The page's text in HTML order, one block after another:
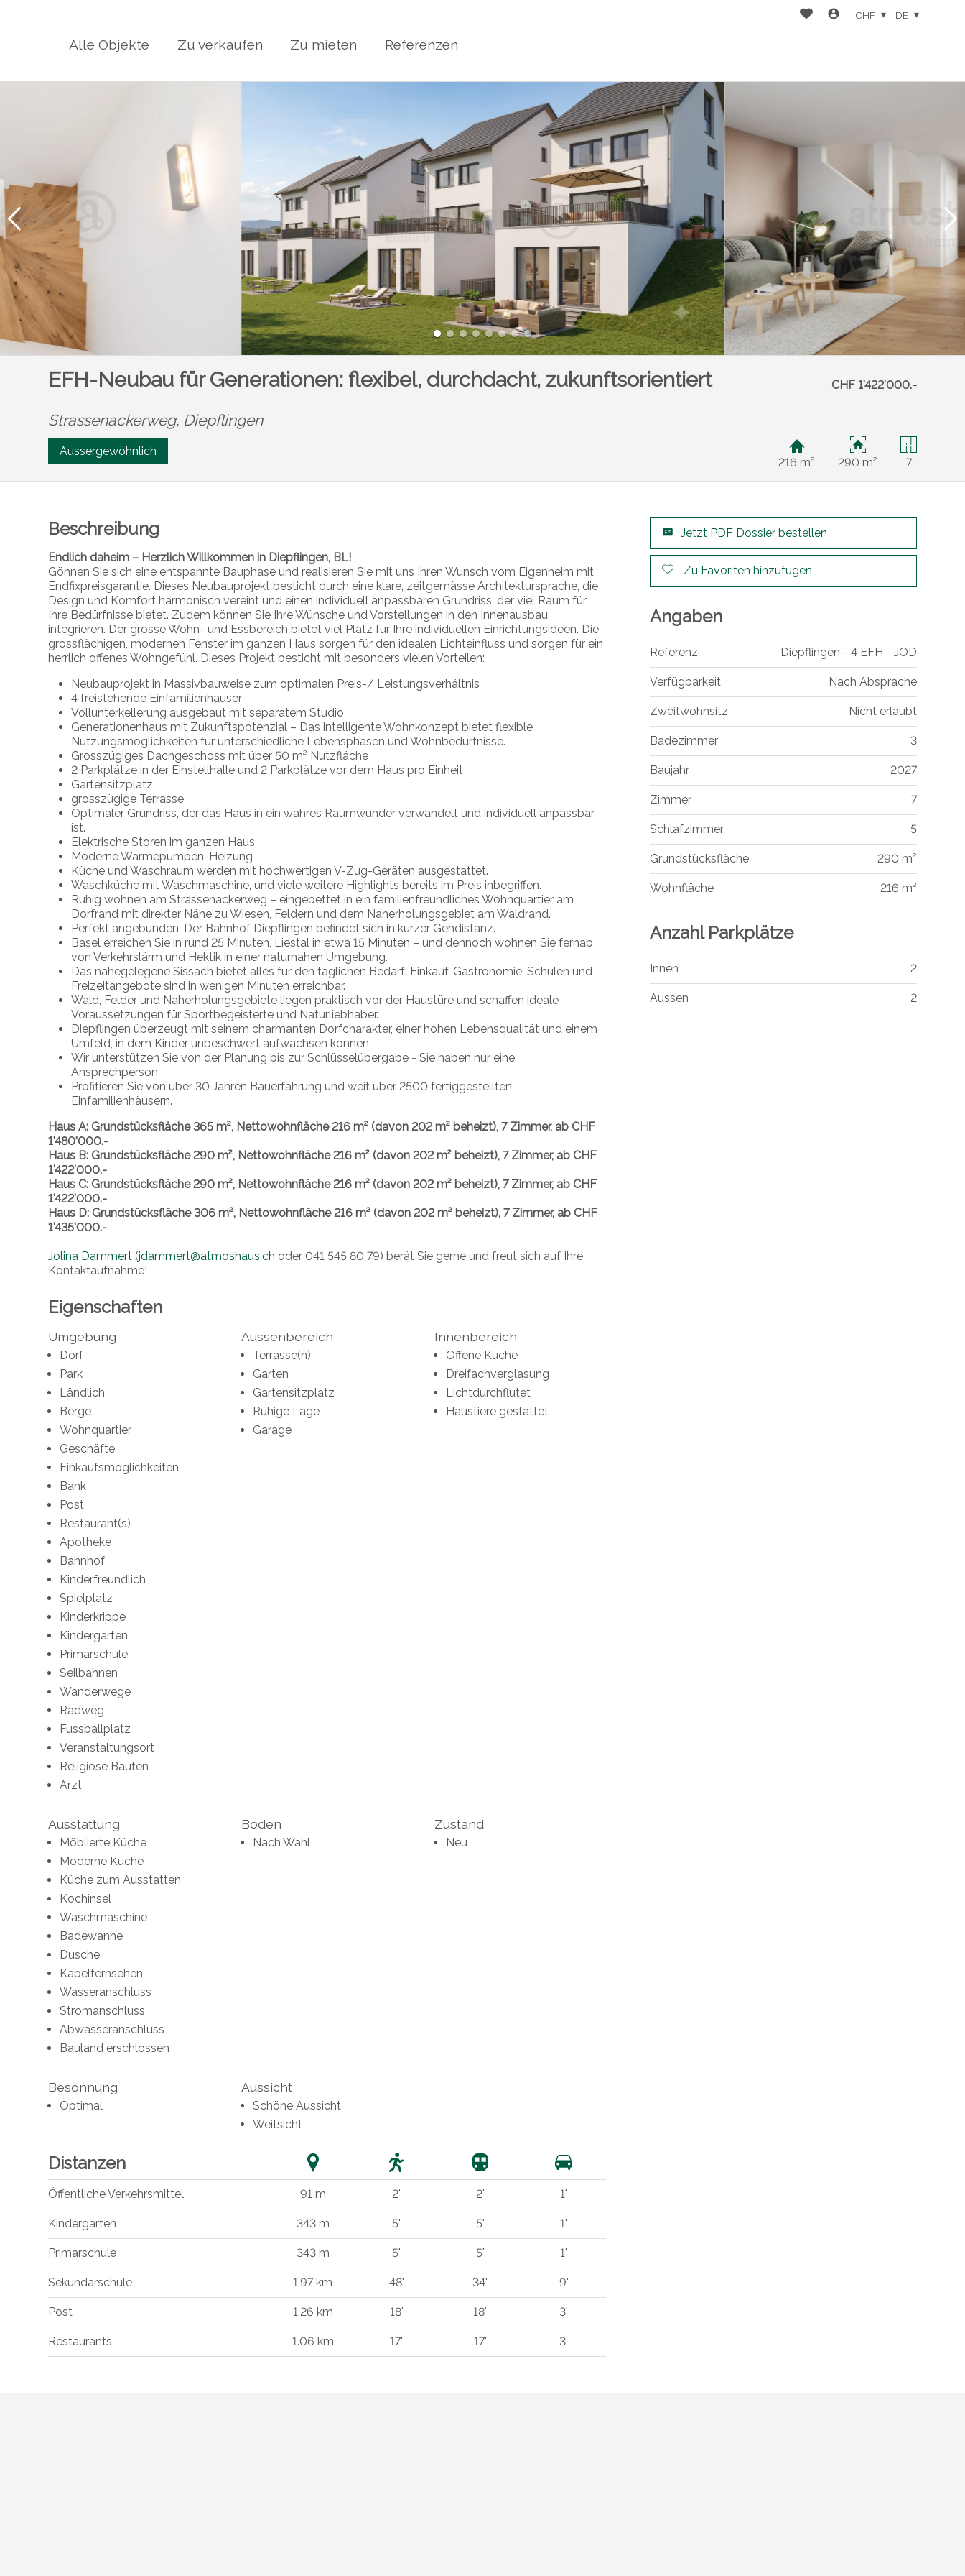
Alle Objekte Zu verkaufen Zu mieten Referenzen
CHF DE
EFH-Neubau für Generationen: flexibel, durchdacht, zukunftsorientiert CHF 1'422'000.-
Strassenackerweg, Diepflingen
Aussergewöhnlich
216 m²
290 m² 7
Beschreibung
Endlich daheim – Herzlich Willkommen in Diepflingen, BL!
Gönnen Sie sich eine entspannte Bauphase und realisieren Sie mit uns Ihren Wunsch vom Eigenheim mit
Endfixpreisgarantie. Dieses Neubauprojekt besticht durch eine klare, zeitgemässe Architektursprache, die
Design und Komfort harmonisch vereint und einen individuell anpassbaren Grundriss, der viel Raum für
Ihre Bedürfnisse bietet. Zudem können Sie Ihre Wünsche und Vorstellungen in den Innenausbau
integrieren. Der grosse Wohn- und Essbereich bietet viel Platz für Ihre individuellen Einrichtungsideen. Die
grossflächigen, modernen Fenster im ganzen Haus sorgen für den idealen Lichteinfluss und sorgen für ein
herrlich offenes Wohngefühl. Dieses Projekt besticht mit besonders vielen Vorteilen:
Neubauprojekt in Massivbauweise zum optimalen Preis-/ Leistungsverhältnis
4 freistehende Einfamilienhäuser
Vollunterkellerung ausgebaut mit separatem Studio
Generationenhaus mit Zukunftspotenzial – Das intelligente Wohnkonzept bietet flexible
Nutzungsmöglichkeiten für unterschiedliche Lebensphasen und Wohnbedürfnisse.
Grosszügiges Dachgeschoss mit über 50 m² Nutzfläche
2 Parkplätze in der Einstellhalle und 2 Parkplätze vor dem Haus pro Einheit
Gartensitzplatz
grosszügige Terrasse
Optimaler Grundriss, der das Haus in ein wahres Raumwunder verwandelt und individuell anpassbar
ist.
Elektrische Storen im ganzen Haus
Moderne Wärmepumpen-Heizung
Küche und Waschraum werden mit hochwertigen V-Zug-Geräten ausgestattet.
Waschküche mit Waschmaschine, und viele weitere Highlights bereits im Preis inbegriffen.
Ruhig wohnen am Strassenackerweg – eingebettet in ein familienfreundliches Wohnquartier am
Dorfrand mit direkter Nähe zu Wiesen, Feldern und dem Naherholungsgebiet am Waldrand.
Perfekt angebunden: Der Bahnhof Diepflingen befindet sich in kurzer Gehdistanz.
Basel erreichen Sie in rund 25 Minuten, Liestal in etwa 15 Minuten – und dennoch wohnen Sie fernab
von Verkehrslärm und Hektik in einer naturnahen Umgebung.
Das nahegelegene Sissach bietet alles für den täglichen Bedarf: Einkauf, Gastronomie, Schulen und
Freizeitangebote sind in wenigen Minuten erreichbar.
Wald, Felder und Naherholungsgebiete liegen praktisch vor der Haustüre und schaffen ideale
Voraussetzungen für Sportbegeisterte und Naturliebhaber.
Diepflingen überzeugt mit seinem charmanten Dorfcharakter, einer hohen Lebensqualität und einem
Umfeld, in dem Kinder unbeschwert aufwachsen können.
Wir unterstützen Sie von der Planung bis zur Schlüsselübergabe - Sie haben nur eine
Ansprechperson.
Profitieren Sie von über 30 Jahren Bauerfahrung und weit über 2500 fertiggestellten
Einfamilienhäusern.
Haus A: Grundstücksfläche 365 m², Nettowohnfläche 216 m² (davon 202 m² beheizt), 7 Zimmer, ab CHF
1'480'000.-
Haus B: Grundstücksfläche 290 m², Nettowohnfläche 216 m² (davon 202 m² beheizt), 7 Zimmer, ab CHF
1'422'000.-
Haus C: Grundstücksfläche 290 m², Nettowohnfläche 216 m² (davon 202 m² beheizt), 7 Zimmer, ab CHF
1'422'000.-
Haus D: Grundstücksfläche 306 m², Nettowohnfläche 216 m² (davon 202 m² beheizt), 7 Zimmer, ab CHF
1'435'000.-
Jolina Dammert (jdammert@atmoshaus.ch oder 041 545 80 79) berät Sie gerne und freut sich auf Ihre
Kontaktaufnahme!
Eigenschaften
Umgebung
Dorf
Park
Ländlich
Berge
Wohnquartier
Geschäfte
Einkaufsmöglichkeiten
Bank
Post
Restaurant(s)
Apotheke
Bahnhof
Kinderfreundlich
Spielplatz
Kinderkrippe
Kindergarten
Primarschule
Seilbahnen
Wanderwege
Radweg
Fussballplatz
Veranstaltungsort
Religiöse Bauten
Arzt
Aussenbereich
Terrasse(n)
Garten
Gartensitzplatz
Ruhige Lage
Garage
Innenbereich
Offene Küche
Dreifachverglasung
Lichtdurchflutet
Haustiere gestattet
Ausstattung
Möblierte Küche
Moderne Küche
Küche zum Ausstatten
Kochinsel
Waschmaschine
Badewanne
Dusche
Kabelfernsehen
Wasseranschluss
Stromanschluss
Abwasseranschluss
Bauland erschlossen
Boden
Nach Wahl
Zustand
Neu
Besonnung
Optimal
Aussicht
Schöne Aussicht
Weitsicht
Distanzen
Öffentliche Verkehrsmittel 91 m 2' 2' 1'
Kindergarten 343 m 5' 5' 1'
Primarschule 343 m 5' 5' 1'
Sekundarschule 1.97 km 48' 34' 9'
Post 1.26 km 18' 18' 3'
Restaurants 1.06 km 17' 17' 3'
Jetzt PDF Dossier bestellen
Zu Favoriten hinzufügen
Angaben
Referenz Diepflingen - 4 EFH - JOD
Verfügbarkeit Nach Absprache
Zweitwohnsitz Nicht erlaubt
Badezimmer 3
Baujahr 2027
Zimmer 7
Schlafzimmer 5
Grundstücksfläche 290 m²
Wohnfläche 216 m²
Anzahl Parkplätze
Innen 2
Aussen 2